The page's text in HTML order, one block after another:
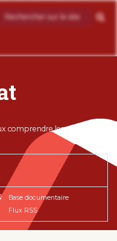
comprendre les enjeux du
Base documentaire
Flux RSS